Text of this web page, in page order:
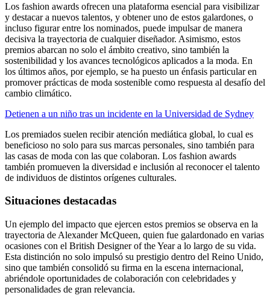
Los fashion awards ofrecen una plataforma esencial para visibilizar
y destacar a nuevos talentos, y obtener uno de estos galardones, o
incluso figurar entre los nominados, puede impulsar de manera
decisiva la trayectoria de cualquier diseñador. Asimismo, estos
premios abarcan no solo el ámbito creativo, sino también la
sostenibilidad y los avances tecnológicos aplicados a la moda. En
los últimos años, por ejemplo, se ha puesto un énfasis particular en
promover prácticas de moda sostenible como respuesta al desafío del
cambio climático.
Detienen a un niño tras un incidente en la Universidad de Sydney
Los premiados suelen recibir atención mediática global, lo cual es
beneficioso no solo para sus marcas personales, sino también para
las casas de moda con las que colaboran. Los fashion awards
también promueven la diversidad e inclusión al reconocer el talento
de individuos de distintos orígenes culturales.
Situaciones destacadas
Un ejemplo del impacto que ejercen estos premios se observa en la
trayectoria de Alexander McQueen, quien fue galardonado en varias
ocasiones con el British Designer of the Year a lo largo de su vida.
Esta distinción no solo impulsó su prestigio dentro del Reino Unido,
sino que también consolidó su firma en la escena internacional,
abriéndole oportunidades de colaboración con celebridades y
personalidades de gran relevancia.